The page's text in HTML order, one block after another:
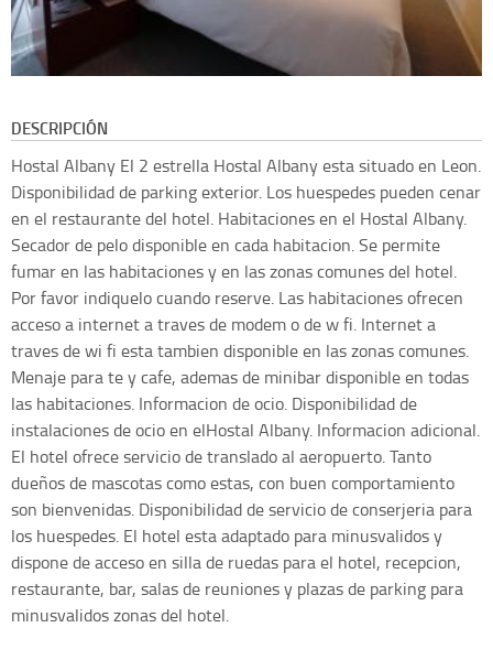
DESCRIPCIÓN
Hostal Albany El 2 estrella Hostal Albany esta situado en Leon.
Disponibilidad de parking exterior. Los huespedes pueden cenar
en el restaurante del hotel. Habitaciones en el Hostal Albany.
Secador de pelo disponible en cada habitacion. Se permite
fumar en las habitaciones y en las zonas comunes del hotel.
Por favor indiquelo cuando reserve. Las habitaciones ofrecen
acceso a internet a traves de modem o de w fi. Internet a
traves de wi fi esta tambien disponible en las zonas comunes.
Menaje para te y cafe, ademas de minibar disponible en todas
las habitaciones. Informacion de ocio. Disponibilidad de
instalaciones de ocio en elHostal Albany. Informacion adicional.
El hotel ofrece servicio de translado al aeropuerto. Tanto
dueños de mascotas como estas, con buen comportamiento
son bienvenidas. Disponibilidad de servicio de conserjeria para
los huespedes. El hotel esta adaptado para minusvalidos y
dispone de acceso en silla de ruedas para el hotel, recepcion,
restaurante, bar, salas de reuniones y plazas de parking para
minusvalidos zonas del hotel.